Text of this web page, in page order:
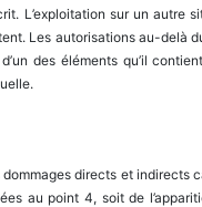
L’exploitation sur un autre
Les autorisations au-
des éléments qu’il
directs et indirects
au point 4, soit de